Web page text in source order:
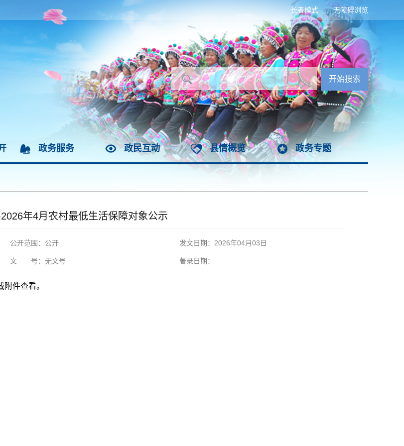
无障碍浏览
长者模式
政务服务 政民互动 县情概览 政务专题
年4月农村最低生活保障对象公示
公开范围：公开 发文日期：2026年04月03日
文 号：无文号 著录日期：
件查看。